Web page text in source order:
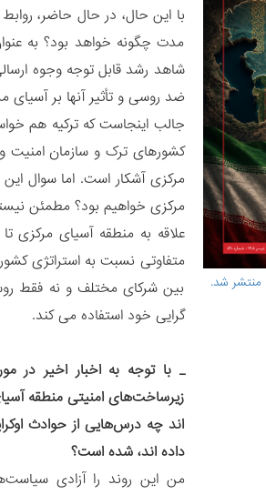
با این حال، در حال حاضر،
مدت چگونه خواهد بود؟ به
شاهد رشد قابل توجه وجوه
ضد روسی و تأثیر آنها بر آسیای
جالب اینجاست که ترکیه هم
کشورهای ترک و سازمان امنیت و
مرکزی آشکار است. اما سوال
مرکزی خواهیم بود؟ مطمئن
علاقه به منطقه آسیای مرکزی
متفاوتی نسبت به استراتژی
بین شرکای مختلف و نه فقط
گرایی خود استفاده می کند.
_با توجه به اخبار اخیر در
زیرساخت‌های امنیتی منطقه
اند چه درس‌هایی از حوادث
داده اند، شده است؟
من این روند را آزادی